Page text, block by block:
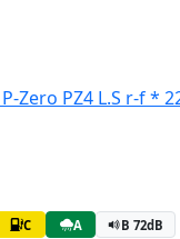
C A B 72dB